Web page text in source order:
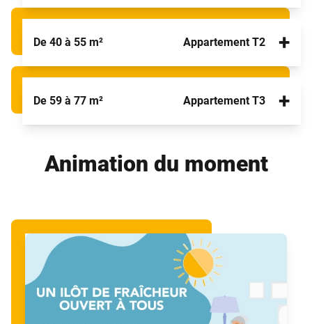
De 40 à 55 m² Appartement T2 +
Un environnement de vie pratique idéal pour une
personne seule ou un couple
Les appartements T2 offrent davantage de confort
et d'intimité car une chambre séparée vient s'y
ajouter. Ils sont confortables, lumineux et disposent
d’une cuisine équipée et de multiples rangements.
De 59 à 77 m² Appartement T3 +
Une pièce supplémentaire à transformer selon vos
envies
Animation du moment